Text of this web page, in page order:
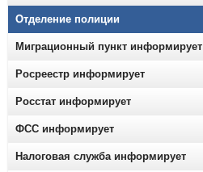
Отделение полиции
Миграционный пункт информирует
Росреестр информирует
Росстат информирует
ФСС информирует
Налоговая служба информирует